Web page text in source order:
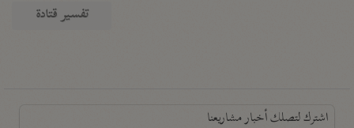
تفسير قتادة
اشترك لتصلك أخبار مشاريعنا